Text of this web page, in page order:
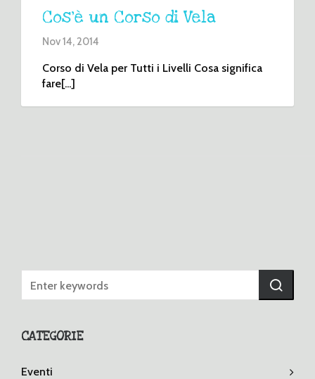
Cos’è un Corso di Vela
Nov 14, 2014
Corso di Vela per Tutti i Livelli Cosa significa
fare[...]
CATEGORIE
Eventi